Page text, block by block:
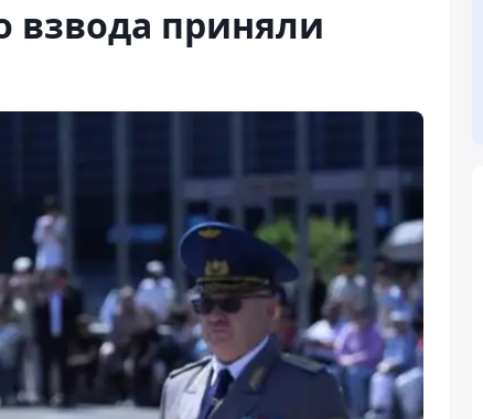
взвода приняли